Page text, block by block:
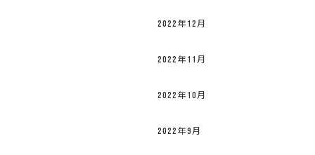
2022年12月
2022年11月
2022年10月
2022年9月